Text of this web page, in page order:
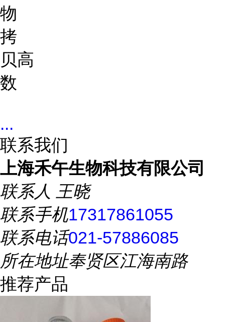
物
拷
贝
数
高
...
联系我们
上海禾午生物科技有限公司
联系人 王晓
联系手机17317861055
联系电话021-57886085
所在地址奉贤区江海南路
推荐产品